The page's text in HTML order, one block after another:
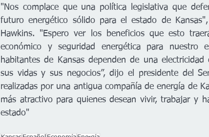
"Nos complace que una política legislativa que
futuro energético sólido para el estado de
Hawkins. "Espero ver los beneficios que esto
económico y seguridad energética para
habitantes de Kansas dependen de una
sus vidas y sus negocios”, dijo el presidente del
realizadas por una antigua compañía de energía de
más atractivo para quienes desean vivir, trabajar y
estado"